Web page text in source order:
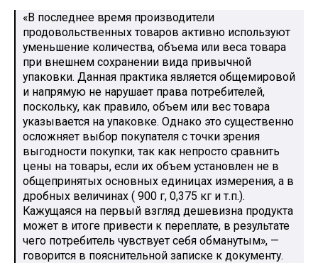
«В последнее время производители
продовольственных товаров активно используют
уменьшение количества, объема или веса товара
при внешнем сохранении вида привычной
упаковки. Данная практика является общемировой
и напрямую не нарушает права потребителей,
поскольку, как правило, объем или вес товара
указывается на упаковке. Однако это существенно
осложняет выбор покупателя с точки зрения
выгодности покупки, так как непросто сравнить
цены на товары, если их объем установлен не в
общепринятых основных единицах измерения, а в
дробных величинах ( 900 г, 0,375 кг и т.п.).
Кажущаяся на первый взгляд дешевизна продукта
может в итоге привести к переплате, в результате
чего потребитель чувствует себя обманутым», —
говорится в пояснительной записке к документу.